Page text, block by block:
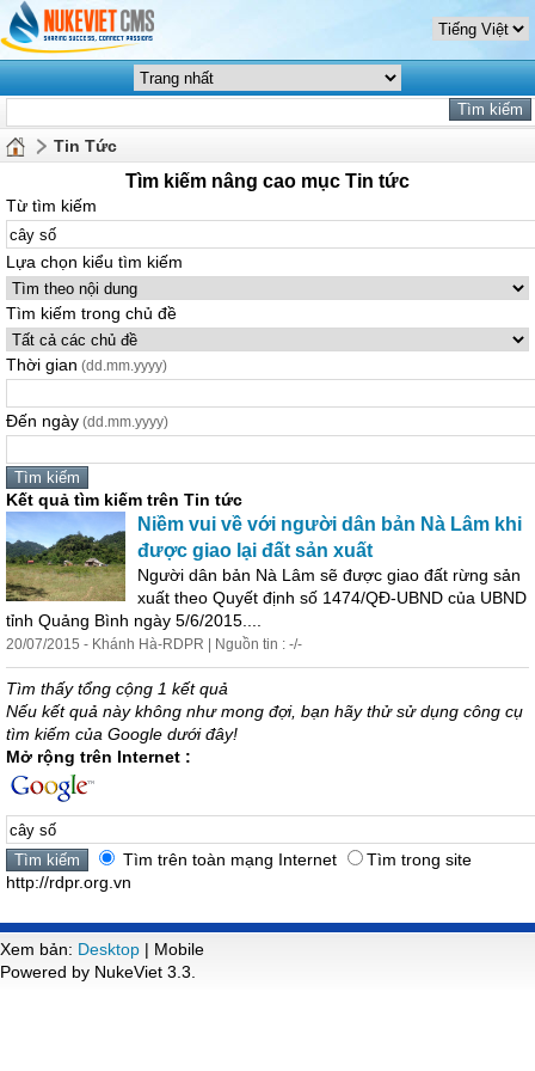
Tin Tức
Tìm kiếm nâng cao mục Tin tức
Từ tìm kiếm
Lựa chọn kiểu tìm kiếm
Tìm kiếm trong chủ đề
Thời gian (dd.mm.yyyy)
Đến ngày (dd.mm.yyyy)
Kết quả tìm kiếm trên Tin tức
Niềm vui về với người dân bản Nà Lâm khi
được giao lại đất sản xuất
Người dân bản Nà Lâm sẽ được giao đất rừng sản
xuất theo Quyết định số 1474/QĐ-UBND của UBND
tỉnh Quảng Bình ngày 5/6/2015....
20/07/2015 - Khánh Hà-RDPR | Nguồn tin : -/-
Tìm thấy tổng cộng 1 kết quả
Nếu kết quả này không như mong đợi, bạn hãy thử sử dụng công cụ
tìm kiếm của Google dưới đây!
Mở rộng trên Internet :
Tìm trên toàn mạng Internet
Tìm trong site
http://rdpr.org.vn
Xem bản: Desktop | Mobile
Powered by NukeViet 3.3.